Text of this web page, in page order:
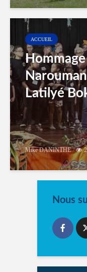
ACCUEIL
Latilyé
Mike DANINTHE
Nous